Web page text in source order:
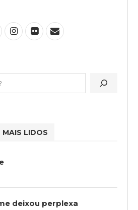
MAIS LIDOS
deixou perplexa